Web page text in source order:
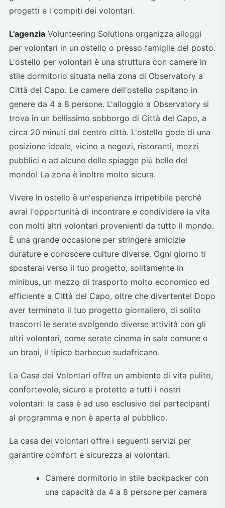
progetti e i compiti dei volontari.
L'agenzia Volunteering Solutions organizza alloggi
per volontari in un ostello o presso famiglie del posto.
L'ostello per volontari è una struttura con camere in
stile dormitorio situata nella zona di Observatory a
Città del Capo. Le camere dell'ostello ospitano in
genere da 4 a 8 persone. L'alloggio a Observatory si
trova in un bellissimo sobborgo di Città del Capo, a
circa 20 minuti dal centro città. L'ostello gode di una
posizione ideale, vicino a negozi, ristoranti, mezzi
pubblici e ad alcune delle spiagge più belle del
mondo! La zona è inoltre molto sicura.
Vivere in ostello è un'esperienza irripetibile perché
avrai l'opportunità di incontrare e condividere la vita
con molti altri volontari provenienti da tutto il mondo.
È una grande occasione per stringere amicizie
durature e conoscere culture diverse. Ogni giorno ti
sposterai verso il tuo progetto, solitamente in
minibus, un mezzo di trasporto molto economico ed
efficiente a Città del Capo, oltre che divertente! Dopo
aver terminato il tuo progetto giornaliero, di solito
trascorri le serate svolgendo diverse attività con gli
altri volontari, come serate cinema in sala comune o
un braai, il tipico barbecue sudafricano.
La Casa dei Volontari offre un ambiente di vita pulito,
confortevole, sicuro e protetto a tutti i nostri
volontari: la casa è ad uso esclusivo dei partecipanti
al programma e non è aperta al pubblico.
La casa dei volontari offre i seguenti servizi per
garantire comfort e sicurezza ai volontari:
Camere dormitorio in stile backpacker con
una capacità da 4 a 8 persone per camera